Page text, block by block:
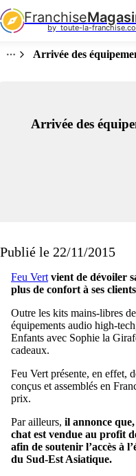
Franchise
by  toute-la-
Arrivée des
Arrivée des
Publié le 22/11/2015
Feu Vert vient de dévoiler
plus de confort à ses
Outre les kits mains-libres
équipements audio high-
Enfants avec Sophie la
cadeaux.
Feu Vert présente, en effet,
conçus et assemblés en
prix.
Par ailleurs, il annonce
chat est vendue au profit
afin de soutenir l’accès à
du Sud-Est Asiatique.